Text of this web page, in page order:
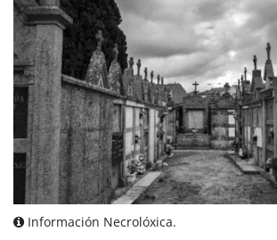
Información Necrolóxica.